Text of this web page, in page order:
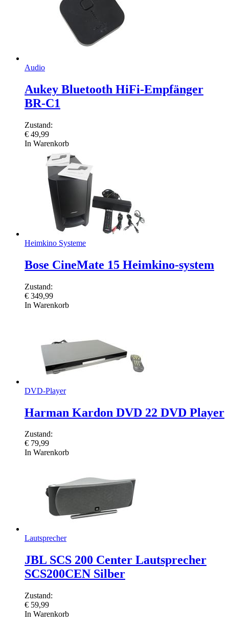
Audio
Aukey Bluetooth HiFi-Empfänger
BR-C1
Zustand:
€ 49,99
In Warenkorb
Heimkino Systeme
Bose CineMate 15 Heimkino-system
Zustand:
€ 349,99
In Warenkorb
DVD-Player
Harman Kardon DVD 22 DVD Player
Zustand:
€ 79,99
In Warenkorb
Lautsprecher
JBL SCS 200 Center Lautsprecher
SCS200CEN Silber
Zustand:
€ 59,99
In Warenkorb